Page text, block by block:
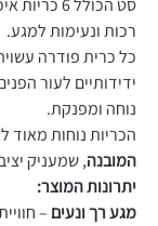
סט הכולל 6
רכות ונעימות למגע.
כל כרית פודרה
ידידותיים לעור
נוחה ומפנקת.
הכריות נוחות מאוד
המובנה, שמעניק
יתרונות המוצר:
מגע רך ונעים –